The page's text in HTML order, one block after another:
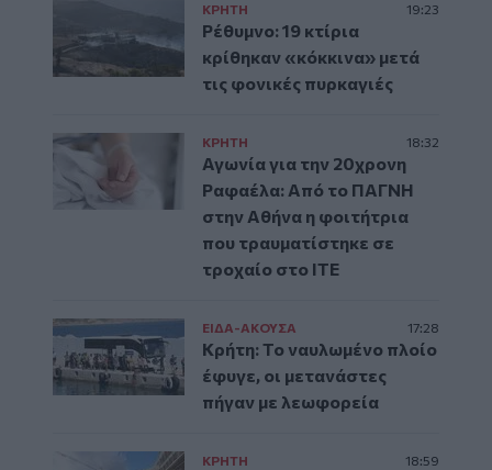
ΚΡΗΤΗ 19:23
Ρέθυμνο: 19 κτίρια
κρίθηκαν «κόκκινα» μετά
τις φονικές πυρκαγιές
ΚΡΗΤΗ 18:32
Αγωνία για την 20χρονη
Ραφαέλα: Από το ΠΑΓΝΗ
στην Αθήνα η φοιτήτρια
που τραυματίστηκε σε
τροχαίο στο ΙΤΕ
ΕΙΔΑ-ΑΚΟΥΣΑ 17:28
Κρήτη: Το ναυλωμένο πλοίο
έφυγε, οι μετανάστες
πήγαν με λεωφορεία
ΚΡΗΤΗ 18:59